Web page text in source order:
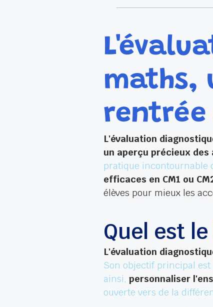
maths,
rentrée
L'évaluation
un aperçu précieux des
pratique incontournable
efficaces en CM1 ou
élèves pour mieux les
Quel est
L'évaluation
Son objectif principal est
ainsi, personnaliser
ouverte vers de la